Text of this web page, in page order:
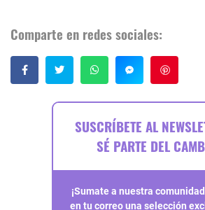
Comparte en redes sociales:
SUSCRÍBETE AL
SÉ PARTE DEL
¡Sumate a nuestra
en tu correo una selección